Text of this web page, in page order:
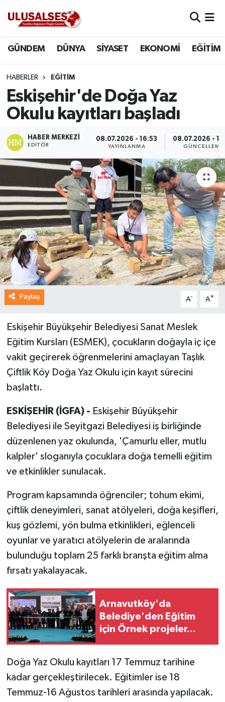
GÜNDEM DÜNYA SİYASET EKONOMİ EĞİTİM
HABERLER EĞİTİM
Eskişehir'de Doğa Yaz
Okulu kayıtları başladı
HABER MERKEZI
EDITÖR
08.07.2026 - 16:53
YAYINLANMA
08.07.2026 -
GÜNCELLEME
Paylaş A- A+
Eskişehir Büyükşehir Belediyesi Sanat Meslek
Eğitim Kursları (ESMEK), çocukların doğayla iç içe
vakit geçirerek öğrenmelerini amaçlayan Taşlık
Çiftlik Köy Doğa Yaz Okulu için kayıt sürecini
başlattı.
ESKİŞEHİR (İGFA) - Eskişehir Büyükşehir
Belediyesi ile Seyitgazi Belediyesi iş birliğinde
düzenlenen yaz okulunda, 'Çamurlu eller, mutlu
kalpler' sloganıyla çocuklara doğa temelli eğitim
ve etkinlikler sunulacak.
Program kapsamında öğrenciler; tohum ekimi,
çiftlik deneyimleri, sanat atölyeleri, doğa keşifleri,
kuş gözlemi, yön bulma etkinlikleri, eğlenceli
oyunlar ve yaratıcı atölyelerin de aralarında
bulunduğu toplam 25 farklı branşta eğitim alma
fırsatı yakalayacak.
Arnavutköy'da
Belediye'den Eğitim
için Örnek projeler...
Doğa Yaz Okulu kayıtları 17 Temmuz tarihine
kadar gerçekleştirilecek. Eğitimler ise 18
Temmuz-16 Ağustos tarihleri arasında yapılacak.
DÜNYA
SİYASET
EKONOMİ
EĞİTİM
SAĞLIK
MAGAZİN
SPOR
Trafik Durumu
Süper Lig Puan Durumu ve Fikstür
Tüm Manşetler
Son Dakika Haberleri
Haber Arşivi